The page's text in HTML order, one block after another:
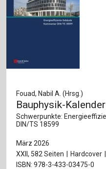
Fouad, Nabil A. (Hrsg.)
Bauphysik-
Schwerpunkte:
DIN/TS 18599
März 2026
XXII, 582 Seiten
Hardcover
ISBN: 978-3-433-03475-0